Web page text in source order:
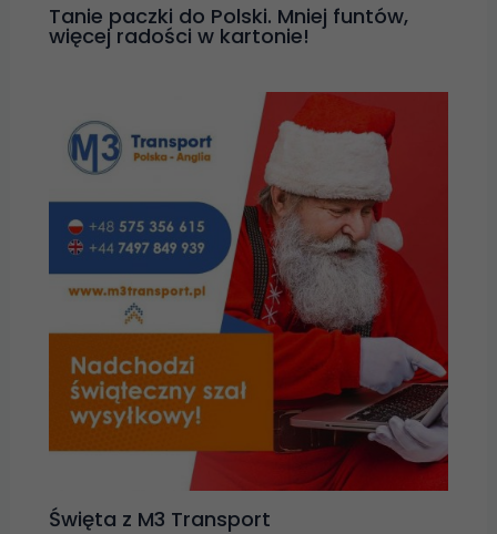
Tanie paczki do Polski. Mniej funtów,
więcej radości w kartonie!
Święta z M3 Transport